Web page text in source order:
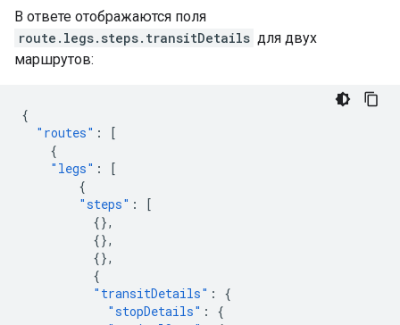
В ответе отображаются поля
route.legs.steps.transitDetails для двух
маршрутов:
{
"routes" :
[
{
"legs" :
[
{
"steps" :
[
{},
{},
{},
{
"transitDetails" :
{
"stopDetails" :
{